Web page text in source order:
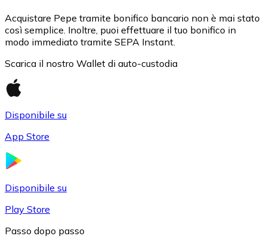
ETH
USDC
Acquistare Pepe tramite bonifico bancario non è mai stato
così semplice. Inoltre, puoi effettuare il tuo bonifico in
modo immediato tramite SEPA Instant.
Scarica il nostro Wallet di auto-custodia
Disponibile su
App Store
Disponibile su
Play Store
Passo dopo passo